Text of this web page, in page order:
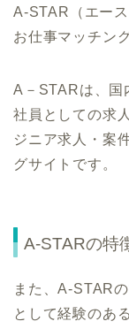
A-STAR（エー
お仕事マッチン
A－STARは、国
社員としての求
ジニア求人・案
グサイトです。
A-STARの特
また、A-STAR
として経験のあ